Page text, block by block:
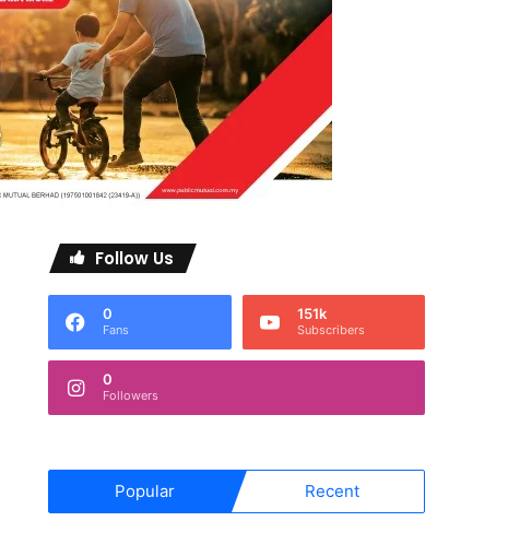
Follow Us
0
Fans
151k
Subscribers
0
Followers
Popular Recent